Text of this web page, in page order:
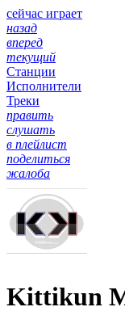
сейчас играет
назад
вперед
текущий
Станции
Исполнители
Треки
править
слушать
в плейлист
поделиться
жалоба
Kittikun